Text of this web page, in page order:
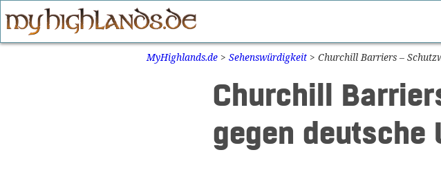
Zum
Inhalt
MyHighlands.de > Sehenswürdigkeit > Churchill Barriers –
Churchill
gegen deutsche